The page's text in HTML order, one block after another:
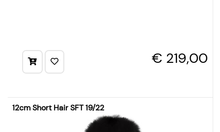
€ 219,00
12cm Short Hair SFT 19/22